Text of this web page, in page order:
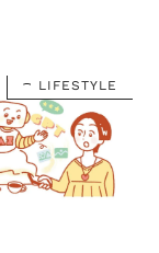
LIFESTYLE